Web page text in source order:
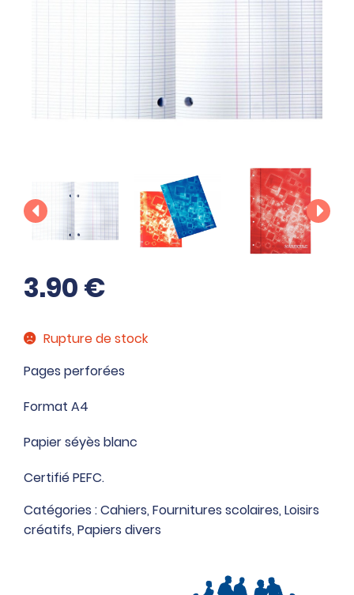
3.90€
Rupture de stock
Pages perforées
Format A4
Papier séyès blanc
Certifié PEFC.
Catégories :Cahiers, Fournitures scolaires, Loisirs
créatifs, Papiers divers